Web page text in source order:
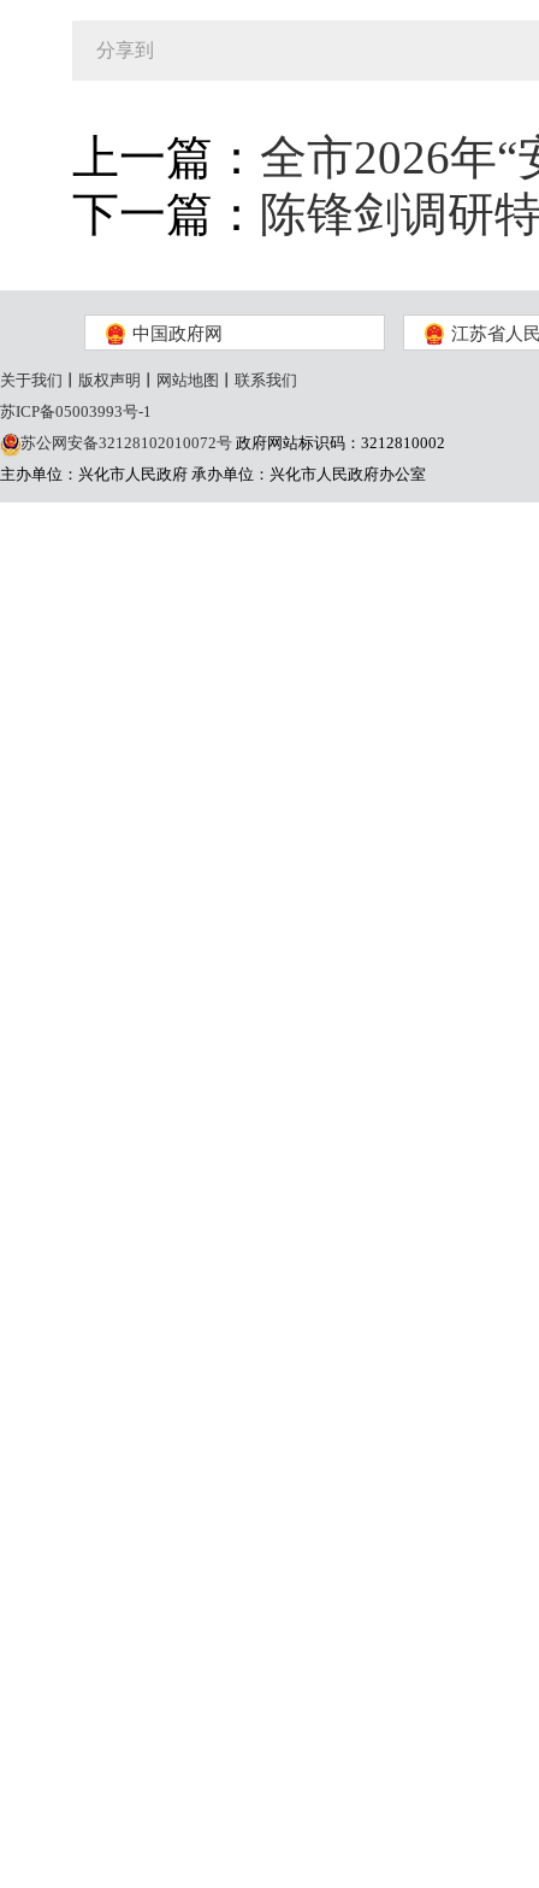
分享到
上一篇： 全市2026年
下一篇： 陈锋剑调研
中国政府网 江苏省人
关于我们 版权声明 网站地图
联系我们
苏ICP备05003993号-1
苏公网安备32128102010072号 政府网站标识码：3212810002
主办单位：兴化市人民政府 承办单位：兴化市人民政府办公室